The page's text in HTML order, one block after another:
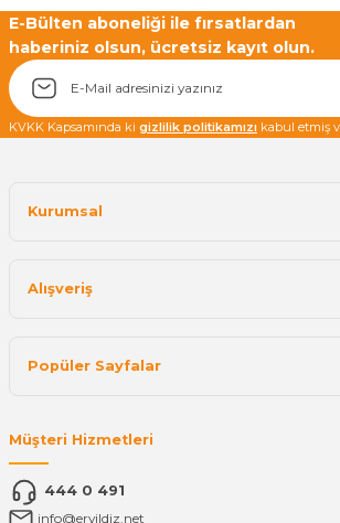
Yetkiliye Gönder
E-Bülten aboneliği ile fırsatlardan
haberiniz olsun, ücretsiz kayıt olun.
KVKK Kapsamında ki gizlilik politikamızı kabul etmiş
Kurumsal
Alışveriş
Popüler Sayfalar
Müşteri Hizmetleri
444 0 491
info@eryildiz.net